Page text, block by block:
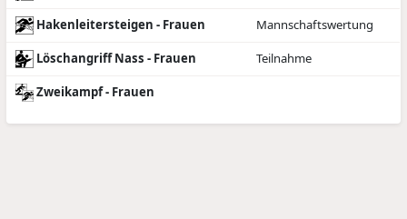
Hakenleitersteigen - Frauen Mannschaftswertung
Löschangriff Nass - Frauen Teilnahme
Zweikampf - Frauen